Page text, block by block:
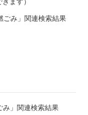
ごみ」関連検索結果
み」関連検索結果